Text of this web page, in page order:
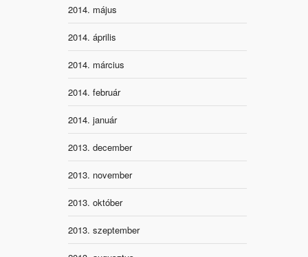
2014. május
2014. április
2014. március
2014. február
2014. január
2013. december
2013. november
2013. október
2013. szeptember